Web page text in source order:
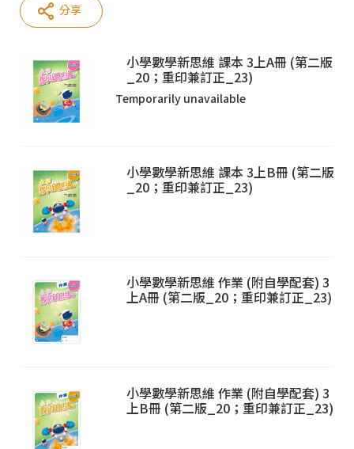
小學數學新思維 課本 3上A冊 (第二版
_20；重印兼訂正_23)
Temporarily unavailable
小學數學新思維 課本 3上B冊 (第二版
_20；重印兼訂正_23)
小學數學新思維 作業 (附自學配套) 3
上A冊 (第二版_20；重印兼訂正_23)
小學數學新思維 作業 (附自學配套) 3
上B冊 (第二版_20；重印兼訂正_23)
分享